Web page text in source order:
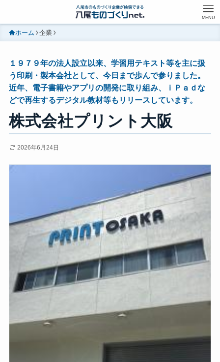
MENU
ホーム 企業
１９７９年の法人設立以来、学習用テキスト等を主に扱
う印刷・製本会社として、今日まで歩んで参りました。
近年、電子書籍やアプリの開発に取り組み、ｉＰａｄな
どで再生するデジタル教材等もリリースしています。
株式会社プリント大阪
2026年6月24日